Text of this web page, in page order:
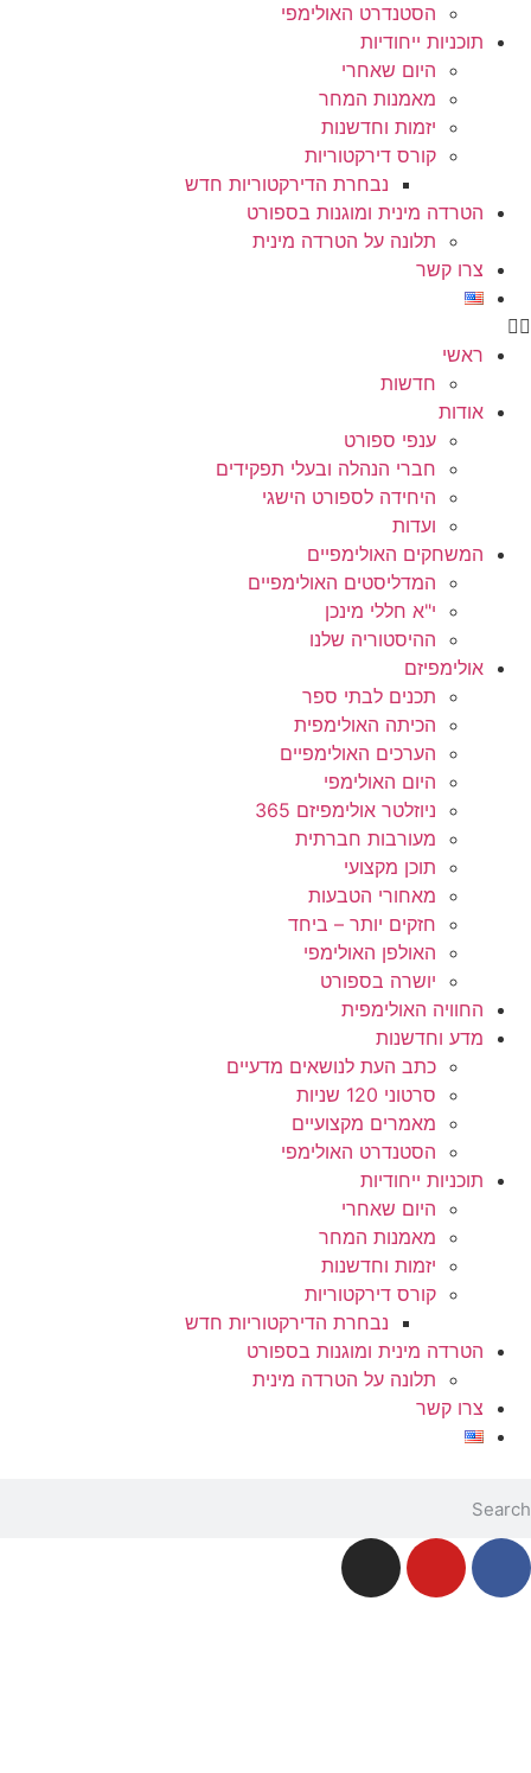
הסטנדרט האולימפי
תוכניות ייחודיות
היום שאחרי
מאמנות המחר
יזמות וחדשנות
קורס דירקטוריות
נבחרת הדירקטוריות חדש
הטרדה מינית ומוגנות בספורט
תלונה על הטרדה מינית
צרו קשר
ראשי
חדשות
אודות
ענפי ספורט
חברי הנהלה ובעלי תפקידים
היחידה לספורט הישגי
ועדות
המשחקים האולימפיים
המדליסטים האולימפיים
י"א חללי מינכן
ההיסטוריה שלנו
אולימפיזם
תכנים לבתי ספר
הכיתה האולימפית
הערכים האולימפיים
היום האולימפי
ניוזלטר אולימפיזם 365
מעורבות חברתית
תוכן מקצועי
מאחורי הטבעות
חזקים יותר – ביחד
האולפן האולימפי
יושרה בספורט
החוויה האולימפית
מדע וחדשנות
כתב העת לנושאים מדעיים
סרטוני 120 שניות
מאמרים מקצועיים
הסטנדרט האולימפי
תוכניות ייחודיות
היום שאחרי
מאמנות המחר
יזמות וחדשנות
קורס דירקטוריות
נבחרת הדירקטוריות חדש
הטרדה מינית ומוגנות בספורט
תלונה על הטרדה מינית
צרו קשר